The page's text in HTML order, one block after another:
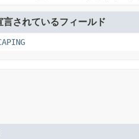
言されているフィールド